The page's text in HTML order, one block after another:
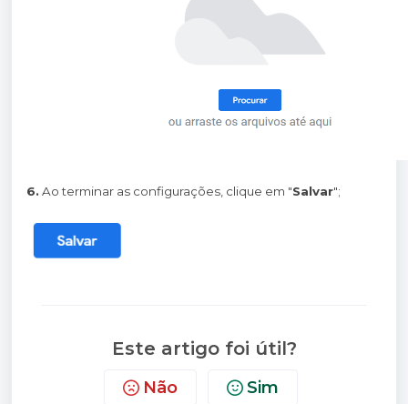
6. Ao terminar as configurações, clique em "Salvar";
Este artigo foi útil?
Não Sim